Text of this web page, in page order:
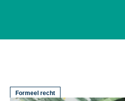
Formeel recht